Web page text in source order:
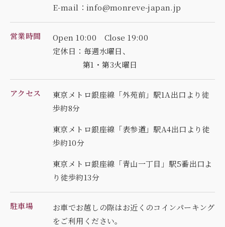
E-mail：info@monreve-japan.jp
営業時間
Open 10:00 Close 19:00
定休日：毎週水曜日、
第1・第3火曜日
アクセス
東京メトロ銀座線「外苑前」駅1A出口より徒
歩約8分
東京メトロ銀座線「表参道」駅A4出口より徒
歩約10分
東京メトロ銀座線「青山一丁目」駅5番出口よ
り徒歩約13分
駐車場
お車でお越しの際はお近くのコインパーキング
をご利用ください。